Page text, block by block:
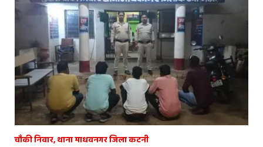
चौकी निवार, थाना माधवनगर जिला कटनी